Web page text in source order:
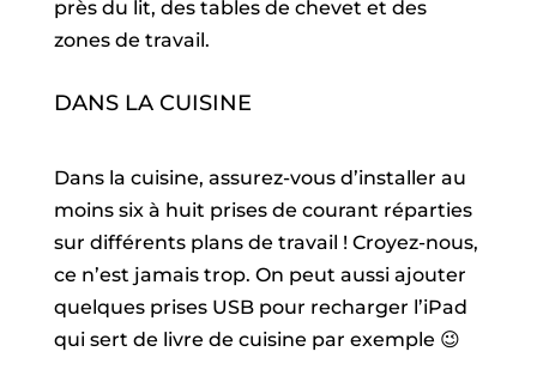
près du lit, des tables de chevet et des
zones de travail.
DANS LA CUISINE
Dans la cuisine, assurez-vous d’installer au
moins six à huit prises de courant réparties
sur différents plans de travail ! Croyez-nous,
ce n’est jamais trop. On peut aussi ajouter
quelques prises USB pour recharger l’iPad
qui sert de livre de cuisine par exemple 😉